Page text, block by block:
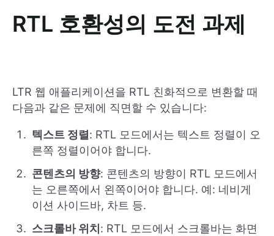
RTL 호환성의 도전 과제
LTR 웹 애플리케이션을 RTL 친화적으로 변환할 때
다음과 같은 문제에 직면할 수 있습니다:
텍스트 정렬 : RTL 모드에서는 텍스트 정렬이 오
른쪽 정렬이어야 합니다.
콘텐츠의 방향: 콘텐츠의 방향이 RTL 모드에서
는 오른쪽에서 왼쪽이어야 합니다. 예: 네비게
이션 사이드바, 차트 등.
스크롤바 위치 : RTL 모드에서 스크롤바는 화면